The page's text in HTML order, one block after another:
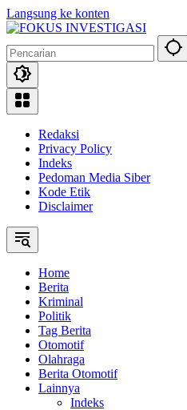
Langsung ke konten
Redaksi
Privacy Policy
Indeks
Pedoman Media Siber
Kode Etik
Disclaimer
Home
Berita
Kriminal
Politik
Tag Berita
Otomotif
Olahraga
Berita Otomotif
Lainnya
Indeks